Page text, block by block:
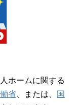
ホームに関する
省 、または、 国